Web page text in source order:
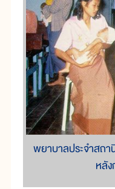
พยาบาลประจำสถ
หลั